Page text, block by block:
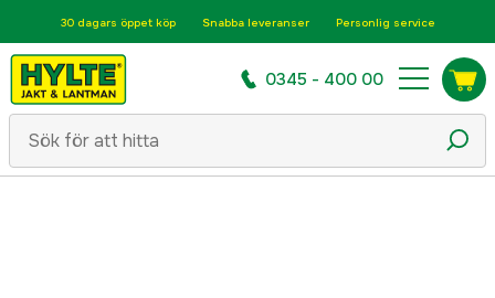
30 dagars öppet köp Snabba leveranser Personlig service
0345 - 400 00